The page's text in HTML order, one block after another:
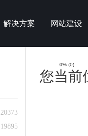
解决方案 网站建设
20373
19895
您当前
0% (0)